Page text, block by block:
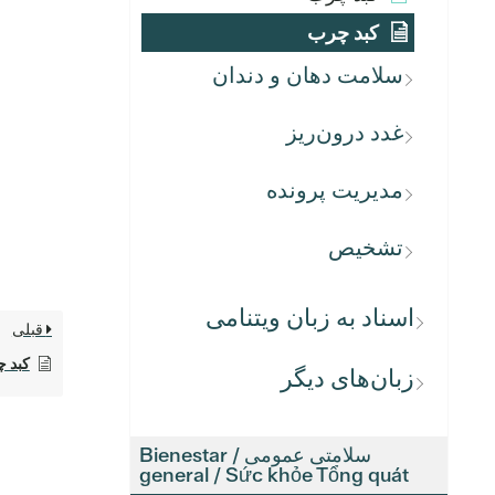
کبد چرب
سلامت دهان و دندان
غدد درون‌ریز
مدیریت پرونده
تشخیص
اسناد به زبان ویتنامی
زبان‌های دیگر
سلامتی عمومی / Bienestar
general / Sức khỏe Tổng quát
قبلی
کبد